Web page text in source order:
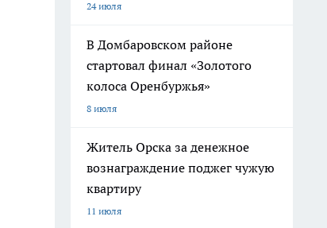
24 июля
В Домбаровском районе
стартовал финал «Золотого
колоса Оренбуржья»
8 июля
Житель Орска за денежное
вознаграждение поджег чужую
квартиру
11 июля